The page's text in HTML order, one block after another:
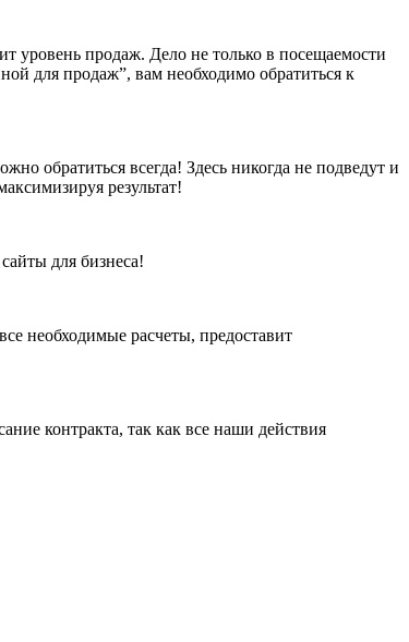
уровень продаж. Дело не только в посещаемости
для продаж”, вам необходимо обратиться к
обратиться всегда! Здесь никогда не подведут и
результат!
для бизнеса!
необходимые расчеты, предоставит
контракта, так как все наши действия